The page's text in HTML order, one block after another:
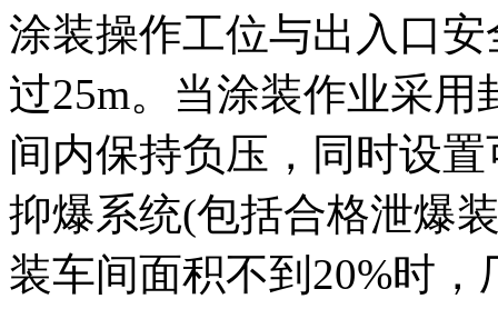
涂装操作工位与出入口
过25m。当涂装作业采
间内保持负压，同时设
抑爆系统(包括合格泄爆
装车间面积不到20%时